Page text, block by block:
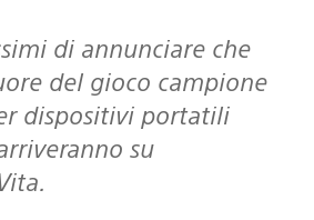
del gioco campione
dispositivi portatili
su